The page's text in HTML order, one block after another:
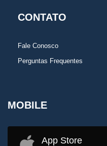
CONTATO
Fale Conosco
Perguntas Frequentes
MOBILE
App Store